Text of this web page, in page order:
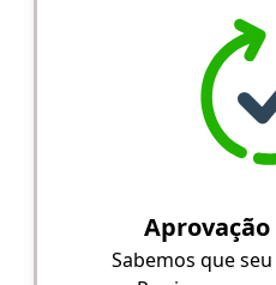
Sabemos que